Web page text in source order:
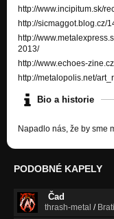
http://www.incipitum.sk/
http://sicmaggot.blog.cz/
http://
2013/
http://www.echoes-
http://metalopolis.net/
Bio a historie
Napadlo nás, že by sme
PODOBNÉ KAPELY
Čad
thrash-metal /